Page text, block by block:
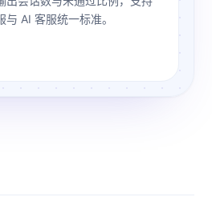
AI 客服统一标准。